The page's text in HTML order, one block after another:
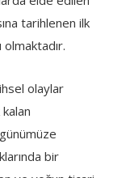
tarihlenen ilk
olmaktadır.
olaylar
bir